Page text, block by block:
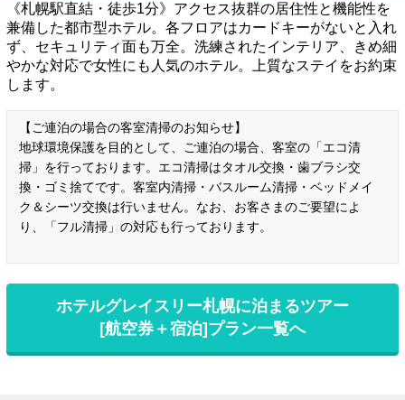
《札幌駅直結・徒歩1分》アクセス抜群の居住性と機能性を
兼備した都市型ホテル。各フロアはカードキーがないと入れ
ず、セキュリティ面も万全。洗練されたインテリア、きめ細
やかな対応で女性にも人気のホテル。上質なステイをお約束
します。
【ご連泊の場合の客室清掃のお知らせ】
地球環境保護を目的として、ご連泊の場合、客室の「エコ清
掃」を行っております。エコ清掃はタオル交換・歯ブラシ交
換・ゴミ捨てです。客室内清掃・バスルーム清掃・ベッドメイ
ク＆シーツ交換は行いません。なお、お客さまのご要望によ
り、「フル清掃」の対応も行っております。
ホテルグレイスリー札幌に泊まるツアー
[航空券＋宿泊]プラン一覧へ